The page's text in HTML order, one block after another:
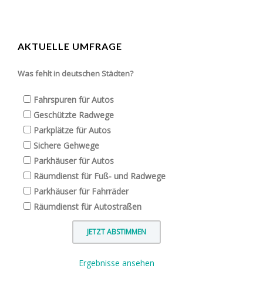
AKTUELLE UMFRAGE
Was fehlt in deutschen Städten?
Fahrspuren für Autos
Geschützte Radwege
Parkplätze für Autos
Sichere Gehwege
Parkhäuser für Autos
Räumdienst für Fuß- und Radwege
Parkhäuser für Fahrräder
Räumdienst für Autostraßen
Ergebnisse ansehen